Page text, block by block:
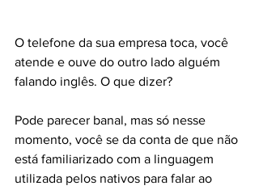
O telefone da sua empresa toca, você
atende e ouve do outro lado alguém
falando inglês. O que dizer?
Pode parecer banal, mas só nesse
momento, você se da conta de que não
está familiarizado com a linguagem
utilizada pelos nativos para falar ao